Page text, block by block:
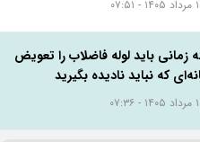
باید لوله فاضلاب را تعویض